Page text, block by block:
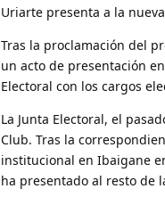
Uriarte presenta a la
Tras la proclamación del
un acto de presentación
Electoral con los cargos
La Junta Electoral, el
Club. Tras la
institucional en Ibaigane
ha presentado al resto de